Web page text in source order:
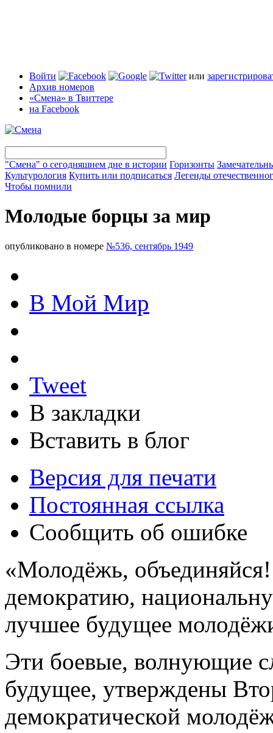
Войти или
Архив номеров
«Смена» в Твиттере
на Facebook
"Смена" о сегодняшнем дне в истории Горизонты
Культурология Купить или подписаться Легенды
Чтобы помнили
Молодые борцы за мир
опубликовано в номере №536, сентябрь 1949
В Мой Мир
Tweet
В закладки
Вставить в блог
Версия для печати
Постоянная ссылка
Сообщить об ошибке
«Молодёжь,
демократию,
лучшее будущее
Эти боевые, волнующие
будущее, утверждены
демократической